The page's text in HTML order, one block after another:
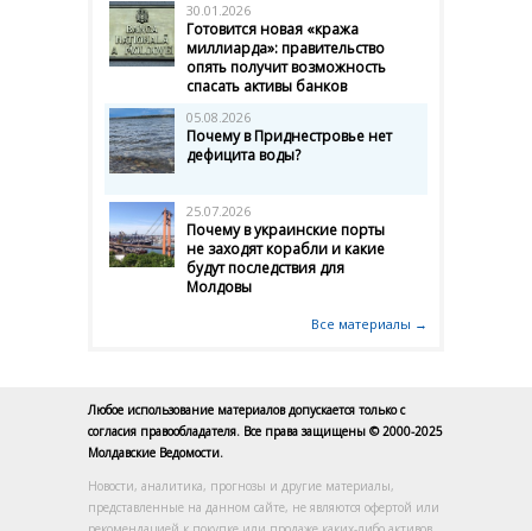
30.01.2026
Готовится новая «кража
миллиарда»: правительство
опять получит возможность
спасать активы банков
05.08.2026
Почему в Приднестровье нет
дефицита воды?
25.07.2026
Почему в украинские порты
не заходят корабли и какие
будут последствия для
Молдовы
Все материалы →
Любое использование материалов допускается только с
согласия правообладателя. Все права защищены © 2000-2025
Молдавские Ведомости.
Новости, аналитика, прогнозы и другие материалы,
представленные на данном сайте, не являются офертой или